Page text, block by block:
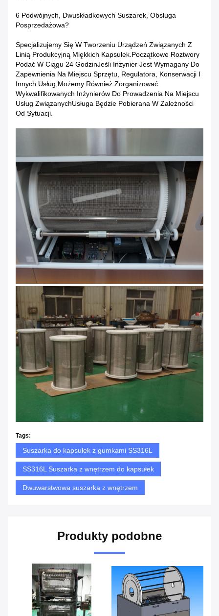
6 Podwójnych, Dwuskładkowych Suszarek, Obsługa
Posprzedażowa?
Specjalizujemy Się W Tworzeniu Urządzeń Związanych Z
Linią Produkcyjną Miękkich Kapsułek.Początkowe Roztwory
Podać W Ciągu 24 GodzinJeśli Inżynier Jest Wymagany Do
Zapewnienia Na Miejscu Sprzętu, Regulatora, Konserwacji I
Innych Usług,Możemy Również Zorganizować
Wykwalifikowanych Inżynierów Do Prowadzenia Na Miejscu
Usług ZwiązanychUsługa Będzie Pobierana W Zależności
Od Sytuacji.
Tags:
Suszarka do kapsułek z gumkami SS316L
SS316L Suszarka z wnętrzem do kapsułek
Dwuwarstwowa suszarka z wnętrzem
Produkty podobne